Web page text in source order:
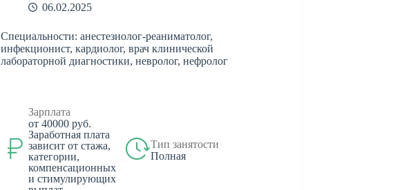
06.02.2025
Специальности: анестезиолог-реаниматолог,
инфекционист, кардиолог, врач клинической
лабораторной диагностики, невролог, нефролог
Зарплата
от 40000 руб.
Заработная плата
зависит от стажа,
категории,
компенсационных
и стимулирующих
Тип занятости
Полная